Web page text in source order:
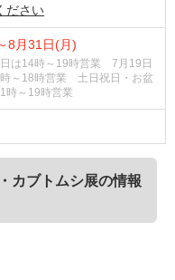
ださい
8月31日(月)
は14時～19時営業 7月19日
～18時営業 土日祝日・お盆
時～19時営業
カブトムシ展の情報